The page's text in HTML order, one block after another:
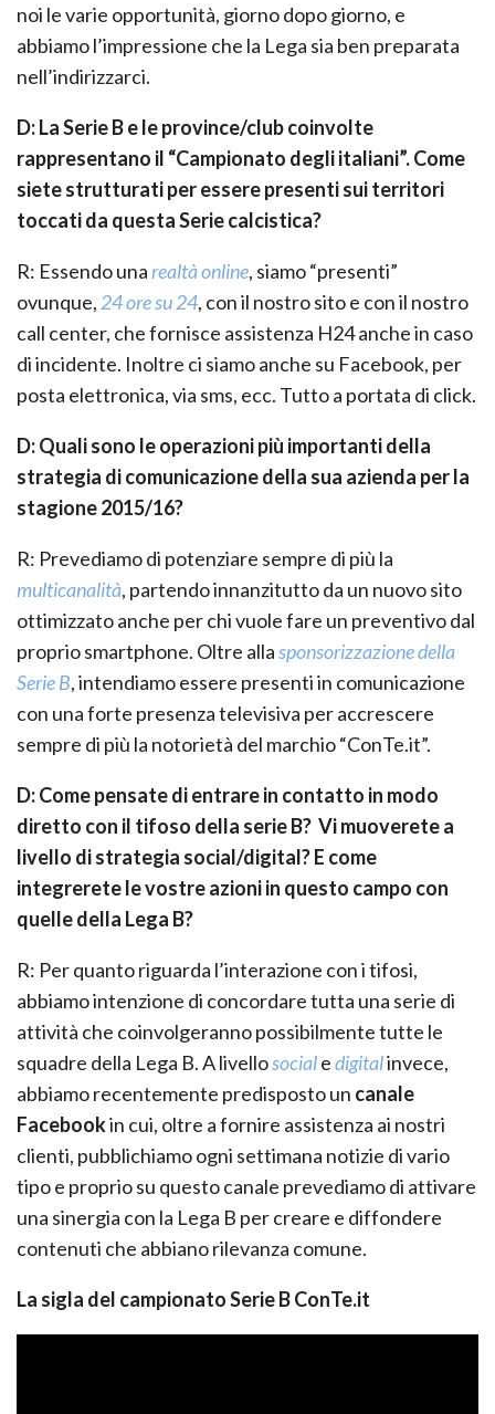
noi le varie opportunità, giorno dopo giorno, e
abbiamo l’impressione che la Lega sia ben preparata
nell’indirizzarci.
D: La Serie B e le province/club coinvolte
rappresentano il “Campionato degli italiani”. Come
siete strutturati per essere presenti sui territori
toccati da questa Serie calcistica?
R: Essendo una realtà online, siamo “presenti”
ovunque, 24 ore su 24, con il nostro sito e con il nostro
call center, che fornisce assistenza H24 anche in caso
di incidente. Inoltre ci siamo anche su Facebook, per
posta elettronica, via sms, ecc. Tutto a portata di click.
D: Quali sono le operazioni più importanti della
strategia di comunicazione della sua azienda per la
stagione 2015/16?
R: Prevediamo di potenziare sempre di più la
multicanalità, partendo innanzitutto da un nuovo sito
ottimizzato anche per chi vuole fare un preventivo dal
proprio smartphone. Oltre allasponsorizzazione della
Serie B, intendiamo essere presenti in comunicazione
con una forte presenza televisiva per accrescere
sempre di più la notorietà del marchio “ConTe.it”.
D: Come pensate di entrare in contatto in modo
diretto con il tifoso della serie B? Vi muoverete a
livello di strategia social/digital? E come
integrerete le vostre azioni in questo campo con
quelle della Lega B?
R: Per quanto riguarda l’interazione con i tifosi,
abbiamo intenzione di concordare tutta una serie di
attività che coinvolgeranno possibilmente tutte le
squadre della Lega B. A livellosocialedigitalinvece,
abbiamo recentemente predisposto un canale
Facebookin cui, oltre a fornire assistenza ai nostri
clienti, pubblichiamo ogni settimana notizie di vario
tipo e proprio su questo canale prevediamo di attivare
una sinergia con la Lega B per creare e diffondere
contenuti che abbiano rilevanza comune.
La sigla del campionato Serie B ConTe.it